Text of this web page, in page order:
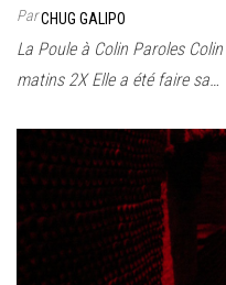
ParCHUG GALIPO
La Poule à Colin Paroles
matins 2X Elle a été faire sa…